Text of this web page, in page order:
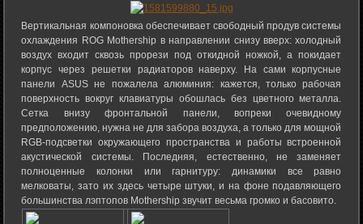
Вертикальная компоновка обеспечивает свободный продув системы
охлаждения ROG Mothership в направлении снизу вверх: холодный
воздух входит сквозь прорези под откидной ножкой, а покидает
корпус через решетки радиаторов наверху. На сами корпусные
панели ASUS не пожалела алюминия: кажется, только рабочая
поверхность вокруг клавиатуры обошлась без цветного металла.
Сетка внизу фронтальной панели, вопреки очевидному
предположению, нужна не для забора воздуха, а только для мощной
RGB-подсветки окружающего пространства и работы встроенной
акустической системы. Последняя, естественно, не заменяет
полноценные колонки или гарнитуру: динамики все равно
мелковаты, зато их здесь четыре штуки, и на фоне подавляющего
большинства лэптопов Mothership звучит весьма громко и басовито.